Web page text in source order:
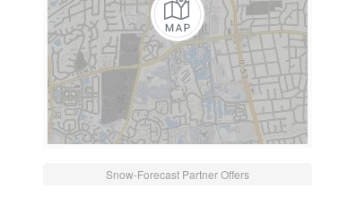
Snow-Forecast Partner Offers